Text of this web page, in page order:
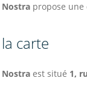
propose une
carte
est situé 1,